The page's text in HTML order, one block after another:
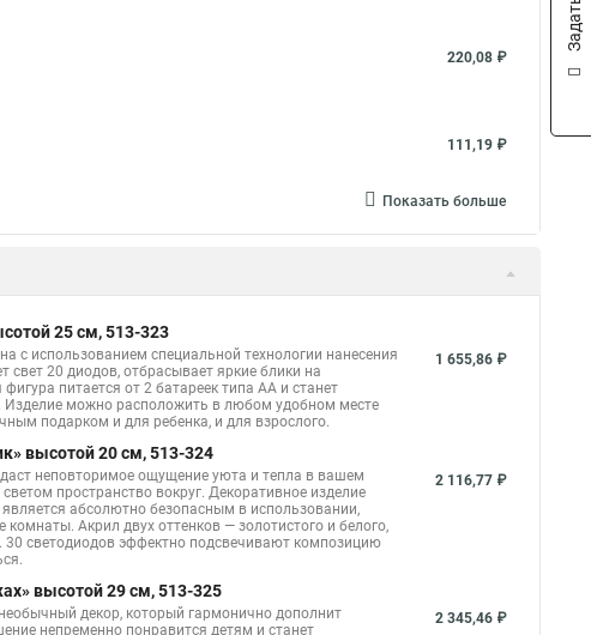
220,08 ₽
111,19 ₽
Показать больше
25 см, 513-323
с использованием специальной технологии нанесения
свет 20 диодов, отбрасывает яркие блики на
питается от 2 батареек типа АА и станет
можно расположить в любом удобном месте
подарком и для ребенка, и для взрослого.
1 655,86 ₽
высотой 20 см, 513-324
неповторимое ощущение уюта и тепла в вашем
пространство вокруг. Декоративное изделие
является абсолютно безопасным в использовании,
Акрил двух оттенков — золотистого и белого,
светодиодов эффектно подсвечивают композицию
2 116,77 ₽
высотой 29 см, 513-325
декор, который гармонично дополнит
непременно понравится детям и станет
2 345,46 ₽